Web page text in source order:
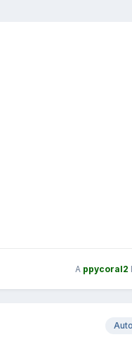
A ppycoral2